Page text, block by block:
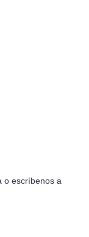
o escríbenos a